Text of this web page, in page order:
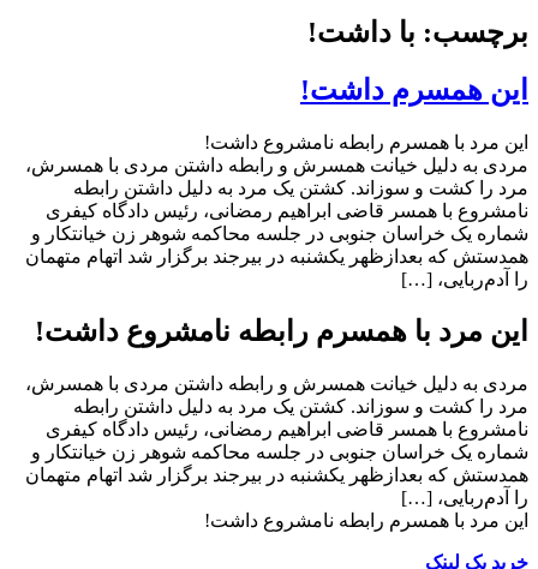
برچسب: با داشت!
این همسرم داشت!
این مرد با همسرم رابطه نامشروع داشت!
مردی به دلیل خیانت همسرش و رابطه داشتن مردی با همسرش،
مرد را کشت و سوزاند. کشتن یک مرد به دلیل داشتن رابطه
نامشروع با همسر قاضی ابراهیم رمضانی، رئیس دادگاه کیفری
شماره یک خراسان جنوبی در جلسه محاکمه شوهر زن خیانتکار و
همدستش که بعدازظهر یکشنبه در بیرجند برگزار شد اتهام متهمان
را آدم‌ربایی، […]
این مرد با همسرم رابطه نامشروع داشت!
مردی به دلیل خیانت همسرش و رابطه داشتن مردی با همسرش،
مرد را کشت و سوزاند. کشتن یک مرد به دلیل داشتن رابطه
نامشروع با همسر قاضی ابراهیم رمضانی، رئیس دادگاه کیفری
شماره یک خراسان جنوبی در جلسه محاکمه شوهر زن خیانتکار و
همدستش که بعدازظهر یکشنبه در بیرجند برگزار شد اتهام متهمان
را آدم‌ربایی، […]
این مرد با همسرم رابطه نامشروع داشت!
خرید بک لینک